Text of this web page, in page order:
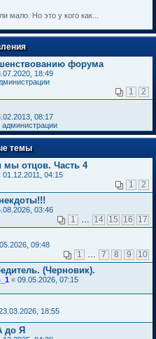
мало. Но это у кого как...
форума
18:49
1 2
08:17
темы
мы отцов. Часть 4
01.12.2011, 04:15
1 2
03:46
1 … 14 15 16 17
09:48
1 … 7 8 9 10
(Черновик).
« 09.05.2026, 07:15
18:55
до Я